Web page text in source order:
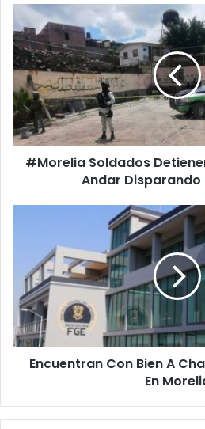
#Morelia
Soldados
Detienen
A
Personas
Por
Andar
Disparando
#Morelia Soldados
Andar Disparando
Chavita
Desaparecida
En
Morelia
Encuentran Con Bien A
En